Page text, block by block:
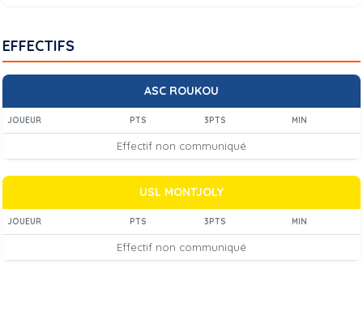
EFFECTIFS
ASC ROUKOU
JOUEUR PTS 3PTS MIN
Effectif non communiqué
USL MONTJOLY
JOUEUR PTS 3PTS MIN
Effectif non communiqué